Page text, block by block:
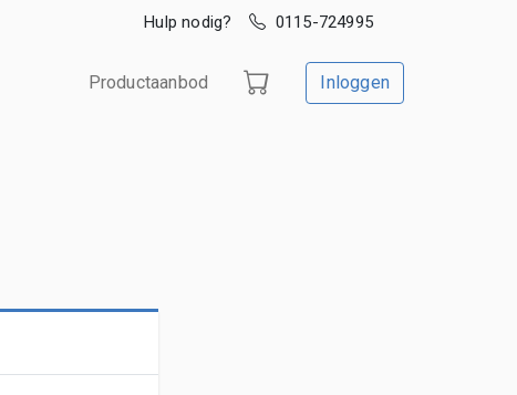
Hulp nodig? 0115-724995
Productaanbod Inloggen